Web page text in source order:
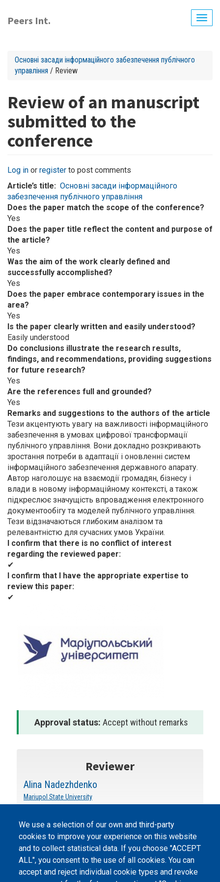
main
Peers Int.
Основні засади інформаційного забезпечення публічного
управління / Review
Review of an manuscript
submitted to the
conference
Log in or register to post comments
Article’s title
Основні засади інформаційного
забезпечення публічного управління
Does the paper match the scope of the conference?
Yes
Does the paper title reflect the content and purpose of
the article?
Yes
Was the aim of the work clearly defined and
successfully accomplished?
Yes
Does the paper embrace contemporary issues in the
area?
Yes
Is the paper clearly written and easily understood?
Easily understood
Do conclusions illustrate the research results,
findings, and recommendations, providing suggestions
for future research?
Yes
Are the references full and grounded?
Yes
Remarks and suggestions to the authors of the article
Тези акцентують увагу на важливості інформаційного
забезпечення в умовах цифрової трансформації
публічного управління. Вони докладно розкривають
зростання потреби в адаптації і оновленні систем
інформаційного забезпечення державного апарату.
Автор наголошує на взаємодії громадян, бізнесу і
влади в новому інформаційному контексті, а також
підкреслює значущість впровадження електронного
документообігу та моделей публічного управління.
Тези відзначаються глибоким аналізом та
релевантністю для сучасних умов України.
I confirm that there is no conflict of interest
regarding the reviewed paper
✔
I confirm that I have the appropriate expertise to
review this paper
✔
Approval status: Accept without remarks
Reviewer
Alina Nadezhdenko
Mariupol State University
We use a selection of our own and third-party
cookies to improve your experience on this website
and to collect statistical data. If you choose "ACCEPT
ALL", you consent to the use of all cookies. You can
accept and reject individual cookie types and revoke
Peers International, the open peer review platfrom,